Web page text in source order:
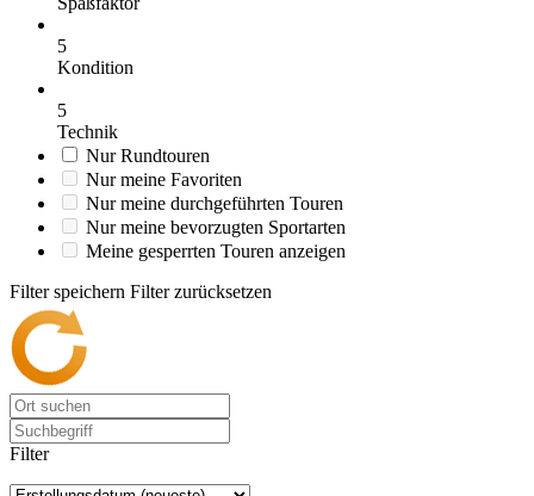
5
Kondition
5
Technik
Nur Rundtouren
Nur meine Favoriten
Nur meine durchgeführten Touren
Nur meine bevorzugten Sportarten
Meine gesperrten Touren anzeigen
Filter speichern Filter zurücksetzen
Filter